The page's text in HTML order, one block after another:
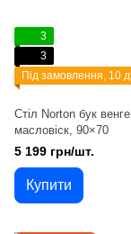
3
3
Під замовлення, 10
Стіл Norton бук венге
масловіск, 90×70
5 199 грн/шт.
Купити